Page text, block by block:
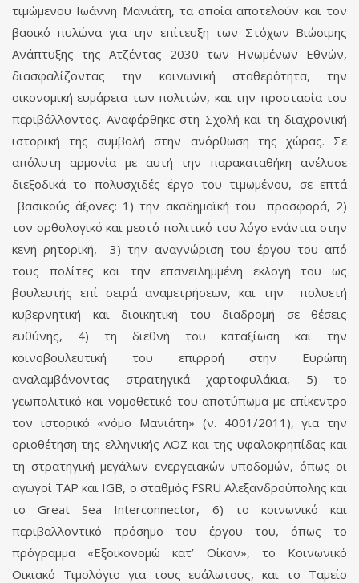
τιμώμενου Ιωάννη Μανιάτη, τα οποία αποτελούν και τον
βασικό πυλώνα για την επίτευξη των Στόχων Βιώσιμης
Ανάπτυξης της Ατζέντας 2030 των Ηνωμένων Εθνών,
διασφαλίζοντας την κοινωνική σταθερότητα, την
οικονομική ευμάρεια των πολιτών, και την προστασία του
περιβάλλοντος. Αναφέρθηκε στη Σχολή και τη διαχρονική
ιστορική της συμβολή στην ανόρθωση της χώρας. Σε
απόλυτη αρμονία με αυτή την παρακαταθήκη ανέλυσε
διεξοδικά το πολυσχιδές έργο του τιμωμένου, σε επτά
βασικούς άξονες: 1) την ακαδημαϊκή του προσφορά, 2)
τον ορθολογικό και μεστό πολιτικό του λόγο ενάντια στην
κενή ρητορική, 3) την αναγνώριση του έργου του από
τους πολίτες και την επανειλημμένη εκλογή του ως
βουλευτής επί σειρά αναμετρήσεων, και την πολυετή
κυβερνητική και διοικητική του διαδρομή σε θέσεις
ευθύνης, 4) τη διεθνή του καταξίωση και την
κοινοβουλευτική του επιρροή στην Ευρώπη
αναλαμβάνοντας στρατηγικά χαρτοφυλάκια, 5) το
γεωπολιτικό και νομοθετικό του αποτύπωμα με επίκεντρο
τον ιστορικό «νόμο Μανιάτη» (ν. 4001/2011), για την
οριοθέτηση της ελληνικής ΑΟΖ και της υφαλοκρηπίδας και
τη στρατηγική μεγάλων ενεργειακών υποδομών, όπως οι
αγωγοί TAP και IGB, ο σταθμός FSRU Αλεξανδρούπολης και
το Great Sea Interconnector, 6) το κοινωνικό και
περιβαλλοντικό πρόσημο του έργου του, όπως το
πρόγραμμα «Εξοικονομώ κατ’ Οίκον», το Κοινωνικό
Οικιακό Τιμολόγιο για τους ευάλωτους, και το Ταμείο